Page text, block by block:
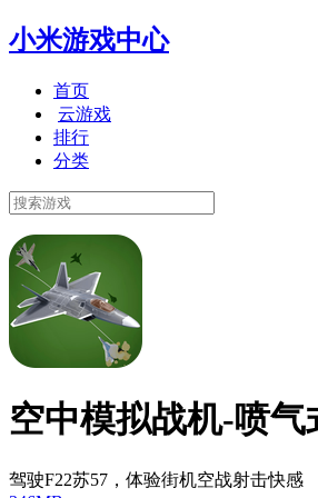
小米游戏中心
首页
云游戏
排行
分类
空中模拟战机-喷
驾驶F22苏57，体验街机空战射击快感